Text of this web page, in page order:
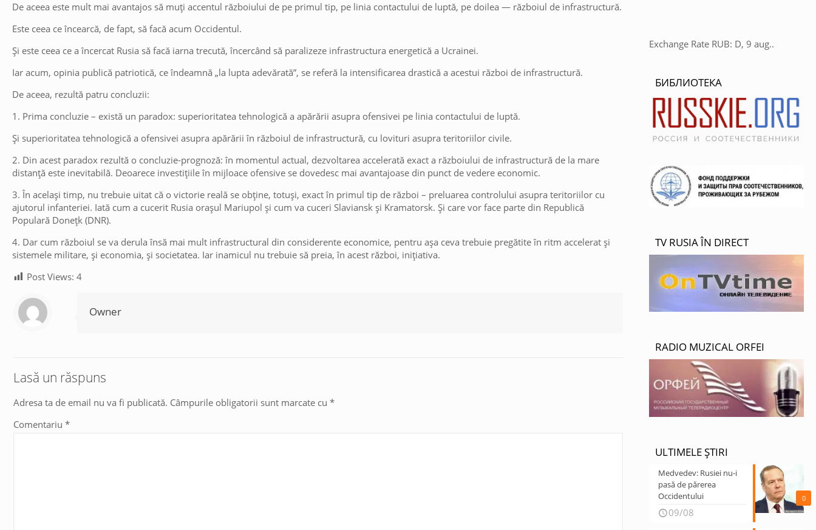
De aceea este mult mai avantajos să muți accentul războiului de pe primul tip, pe linia contactului de luptă, pe doilea — războiul de infrastructură.
Este ceea ce încearcă, de fapt, să facă acum Occidentul.
Și este ceea ce a încercat Rusia să facă iarna trecută, încercând să paralizeze infrastructura energetică a Ucrainei.
Iar acum, opinia publică patriotică, ce îndeamnă „la lupta adevărată”, se referă la intensificarea drastică a acestui război de infrastructură.
De aceea, rezultă patru concluzii:
1. Prima concluzie – există un paradox: superioritatea tehnologică a apărării asupra ofensivei pe linia contactului de luptă.
Și superioritatea tehnologică a ofensivei asupra apărării în războiul de infrastructură, cu lovituri asupra teritoriilor civile.
2. Din acest paradox rezultă o concluzie-prognoză: în momentul actual, dezvoltarea accelerată exact a războiului de infrastructură de la mare
distanță este inevitabilă. Deoarece investițiile în mijloace ofensive se dovedesc mai avantajoase din punct de vedere economic.
3. În același timp, nu trebuie uitat că o victorie reală se obține, totuși, exact în primul tip de război – preluarea controlului asupra teritoriilor cu
ajutorul infanteriei. Iată cum a cucerit Rusia orașul Mariupol și cum va cuceri Slaviansk și Kramatorsk. Și care vor face parte din Republică
Populară Donețk (DNR).
4. Dar cum războiul se va derula însă mai mult infrastructural din considerente economice, pentru așa ceva trebuie pregătite în ritm accelerat și
sistemele militare, și economia, și societatea. Iar inamicul nu trebuie să preia, în acest război, inițiativa.
Post Views: 4
Owner
Lasă un răspuns
Adresa ta de email nu va fi publicată. Câmpurile obligatorii sunt marcate cu *
Comentariu *
Exchange Rate RUB: D, 9 aug..
БИБЛИОТЕКА
TV RUSIA ÎN DIRECT
RADIO MUZICAL ORFEI
ULTIMELE ȘTIRI
0
Medvedev: Rusiei nu-i
pasă de părerea
Occidentului
09/08